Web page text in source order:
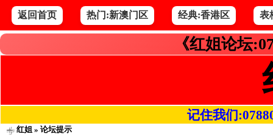
返回首页 热门:新澳门区 经典:香港区 表
《红姐论坛
记住我们
红姐» 论坛提示